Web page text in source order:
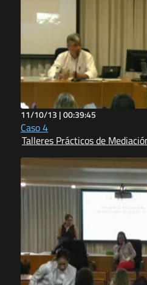
11/10/13 |00:39:45
Caso 4
Talleres Prácticos de